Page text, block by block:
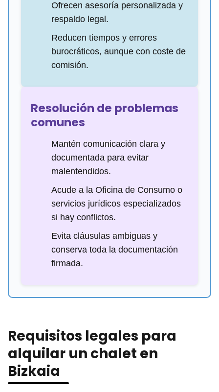
Ofrecen asesoría personalizada y
respaldo legal.
Reducen tiempos y errores
burocráticos, aunque con coste de
comisión.
Resolución de problemas
comunes
Mantén comunicación clara y
documentada para evitar
malentendidos.
Acude a la Oficina de Consumo o
servicios jurídicos especializados
si hay conflictos.
Evita cláusulas ambiguas y
conserva toda la documentación
firmada.
Requisitos legales para
alquilar un chalet en
Bizkaia